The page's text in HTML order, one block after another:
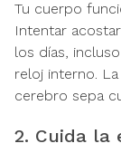
Tu cuerpo
Intentar
los días,
reloj interno.
cerebro sepa
2. Cuida la